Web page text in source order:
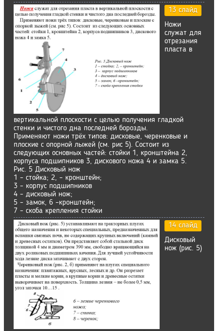
13 слайд
Ножи
служат для
отрезания
пласта в
вертикальной плоскости с целью получения гладкой
стенки и чистого дна последней борозды.
Применяют ножи трёх типов: дисковые, черенковые и
плоские с опорной лыжей (см. рис 5). Состоит из
следующих основных частей: стойки 1, кронштейна 2,
корпуса подшипников 3, дискового ножа 4 и замка 5.
Рис. 5 Дисковый нож
1 – стойка; 2, – кронштейн;
3 – корпус подшипников
4 – дисковый нож;
5 – замок, 6 –кронштейн;
7 – скоба крепления стойки
14 слайд
Дисковый
нож (рис. 5)